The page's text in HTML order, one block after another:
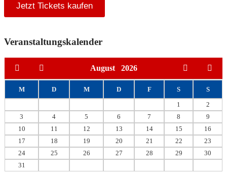
Jetzt Tickets kaufen
Veranstaltungskalender
August 2026
M D M D F S
S
1
2
3
4 5 6 7 8
9
10
11 12 13 14 15
16
17
18 19 20 21 22
23
24
25 26 27 28 29
30
31